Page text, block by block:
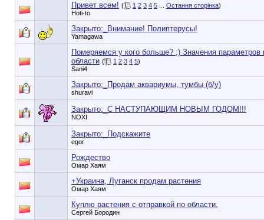
Привет всем! ( 1 2 3 4 5 Остання сторінка)
Hoti-to
Закрыто:_ Внимание! Полиптерусы!
Yamagawa
Померяемся у кого больше? ;) Значения параметров
области ( 1 2 3 4 5)
Sani4
Закрыто:_ Продам аквариумы, тумбы (б/у)
shuravi
Закрыто:_ С НАСТУПАЮЩИМ НОВЫМ ГОДОМ!!!
NOXI
Закрыто:_ Подскажите
egor
Рождество
Омар Хаям
+Украина, Луганск продам растения
Омар Хаям
Куплю растения с отправкой по области.
Сергей Бородин